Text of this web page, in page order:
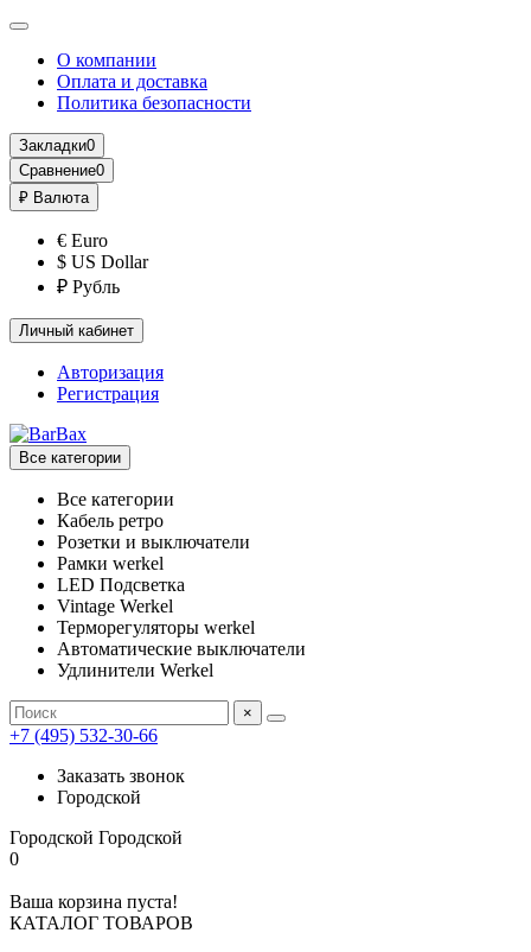
О компании
Оплата и доставка
Политика безопасности
Закладки0
Сравнение0
₽ Валюта
€ Euro
$ US Dollar
₽ Рубль
Личный кабинет
Авторизация
Регистрация
Все категории
Все категории
Кабель ретро
Розетки и выключатели
Рамки werkel
LED Подсветка
Vintage Werkel
Терморегуляторы werkel
Автоматические выключатели
Удлинители Werkel
×
+7 (495) 532-30-66
Заказать звонок
Городской
Городской Городской
0
Ваша корзина пуста!
КАТАЛОГ ТОВАРОВ